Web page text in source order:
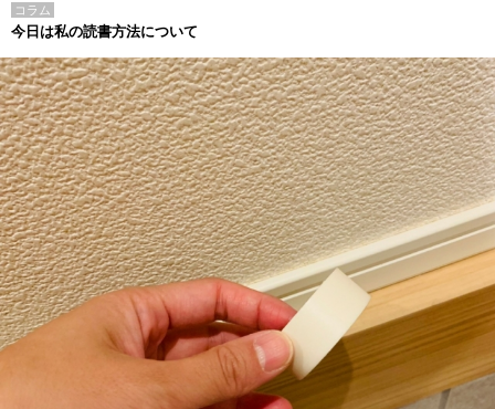
コラム
今日は私の読書方法について